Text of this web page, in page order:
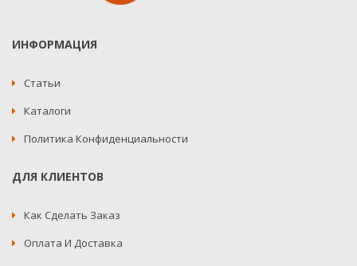
ИНФОРМАЦИЯ
Статьи
Каталоги
Политика Конфиденциальности
ДЛЯ КЛИЕНТОВ
Как Сделать Заказ
Оплата И Доставка